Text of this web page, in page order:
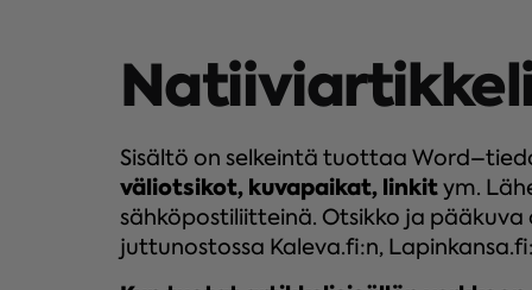
Sisältö on selkeintä tuottaa
väliotsikot, kuvapaikat, linkitym.
sähköpostiliitteinä. Otsikko ja
juttunostossa Kaleva.fi:n,